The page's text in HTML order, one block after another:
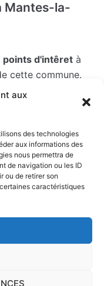
aux
des technologies
aux informations des
nous permettra de
de navigation ou les ID
ou de retirer son
caractéristiques
Mantes-la-
points d'intêret à
cette commune.
bien
Si vous cliquez
en saurez plus
des
en question.
(24 km)